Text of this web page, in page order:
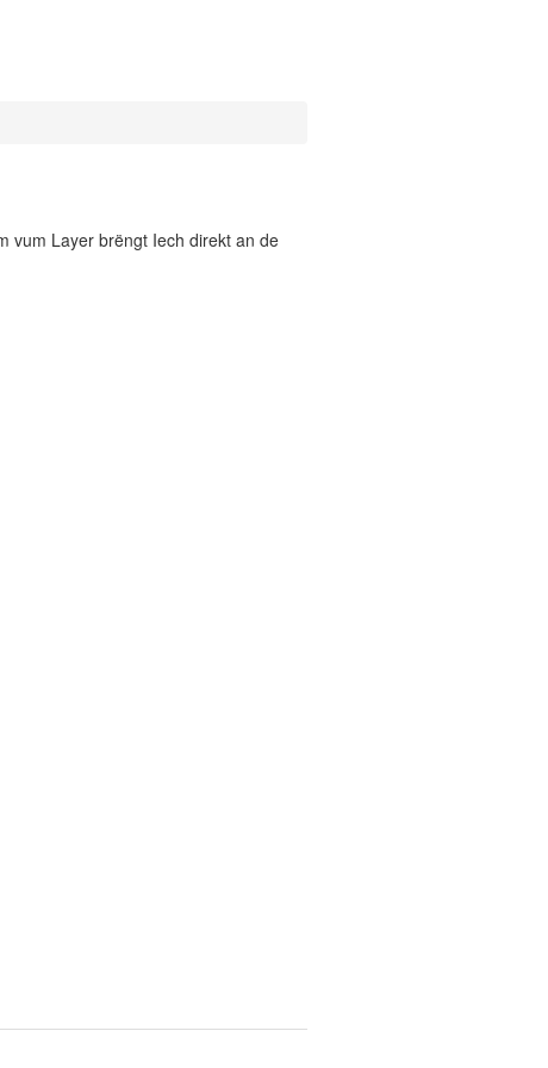
vum Layer brëngt Iech direkt an de